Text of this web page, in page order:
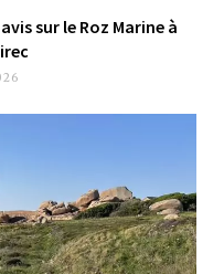
sur le Roz Marine à